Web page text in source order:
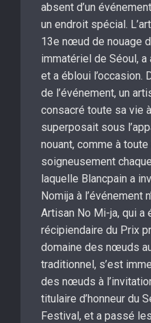
absent d’un
un endroit spécial.
13e nœud de nouage
immatériel de Séoul,
et a ébloui l’occasion.
de l’événement, un
consacré toute sa vie
superposait sous
nouant, comme à
soigneusement
laquelle Blancpain a
Nomija à l’événement
Artisan No Mi-ja, qui a
récipiendaire du Prix
domaine des nœuds
traditionnel, s’est
des nœuds à
titulaire d’honneur du
Festival, et a passé